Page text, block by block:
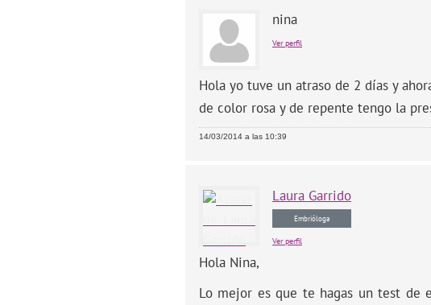
nina
Ver perfil
Hola yo tuve un atraso de 2 días y
de color rosa y de repente tengo la
14/03/2014 a las 10:39
Laura Garrido
Embrióloga
Ver perfil
Hola Nina,
Lo mejor es que te hagas un test de